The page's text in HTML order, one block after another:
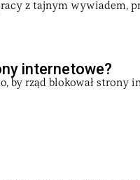
z tajnym wywiadem,
internetowe?
by rząd blokował strony